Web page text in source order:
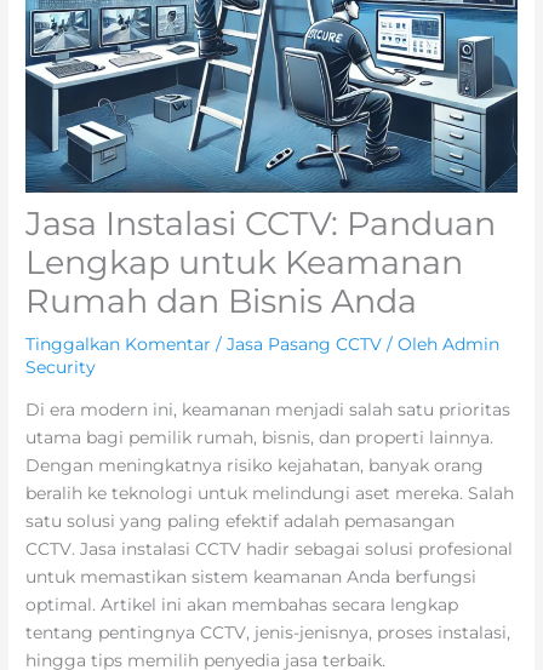
Jasa Instalasi CCTV: Panduan
Lengkap untuk Keamanan
Rumah dan Bisnis Anda
Tinggalkan Komentar /Jasa Pasang CCTV / OlehAdmin
Security
Di era modern ini, keamanan menjadi salah satu prioritas
utama bagi pemilik rumah, bisnis, dan properti lainnya.
Dengan meningkatnya risiko kejahatan, banyak orang
beralih ke teknologi untuk melindungi aset mereka. Salah
satu solusi yang paling efektif adalah pemasangan
CCTV. Jasa instalasi CCTV hadir sebagai solusi profesional
untuk memastikan sistem keamanan Anda berfungsi
optimal. Artikel ini akan membahas secara lengkap
tentang pentingnya CCTV, jenis-jenisnya, proses instalasi,
hingga tips memilih penyedia jasa terbaik.